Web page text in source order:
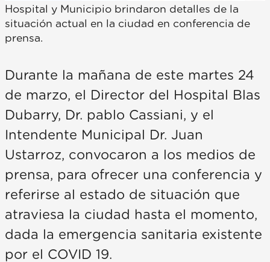
Hospital y Municipio brindaron detalles de la
situación actual en la ciudad en conferencia de
prensa.
Durante la mañana de este martes 24
de marzo, el Director del Hospital Blas
Dubarry, Dr. pablo Cassiani, y el
Intendente Municipal Dr. Juan
Ustarroz, convocaron a los medios de
prensa, para ofrecer una conferencia y
referirse al estado de situación que
atraviesa la ciudad hasta el momento,
dada la emergencia sanitaria existente
por el COVID 19.